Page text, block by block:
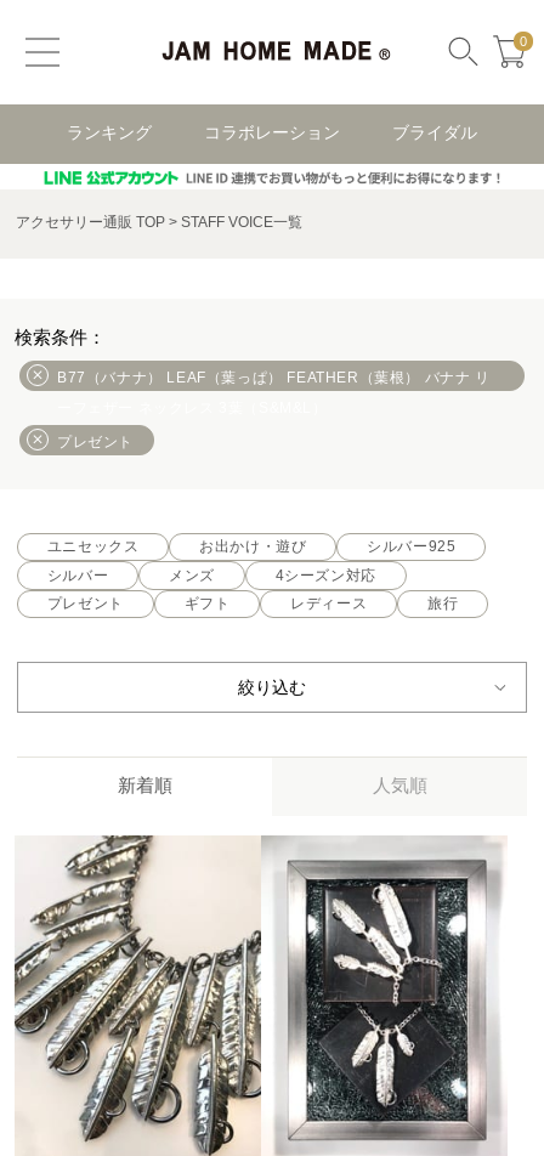
0
ランキング コラボレーション ブライダル
アクセサリー通販 TOP STAFF VOICE一覧
B77（バナナ） LEAF（葉っぱ） FEATHER（葉根） バナナ リ
プレゼント
ユニセックス お出かけ・遊び
シルバー925
シルバー
メンズ
4シーズン対応
プレゼント
ギフト レディース 旅行
絞り込む
新着順 人気順